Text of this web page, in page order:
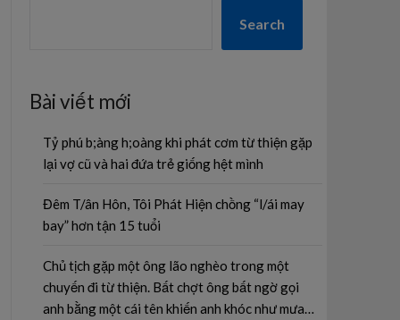
Search
Bài viết mới
Tỷ phú b;àng h;oàng khi phát cơm từ thiện gặp
lại vợ cũ và hai đứa trẻ giống hệt mình
Đêm T/ân Hôn, Tôi Phát Hiện chồng “l/ái may
bay” hơn tận 15 tuổi
Chủ tịch gặp một ông lão nghèo trong một
chuyến đi từ thiện. Bất chợt ông bất ngờ gọi
anh bằng một cái tên khiến anh khóc như mưa…